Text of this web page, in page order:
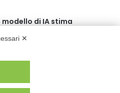
modello di IA stima
Gonzaga
✕